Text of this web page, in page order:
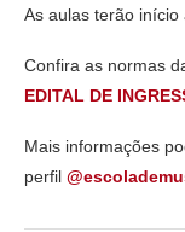
As aulas terão início
Confira as normas
EDITAL DE
Mais informações
perfil